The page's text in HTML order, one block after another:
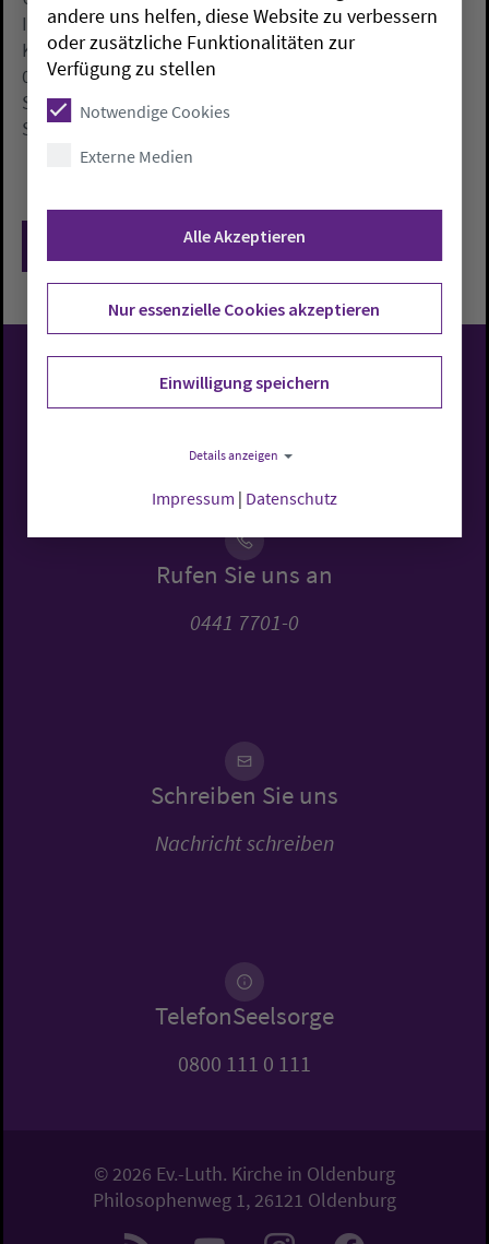
Informationen gibt es bei der Leiterin des
Kulturateliers, Babette Ehlers (Kontakt:
0160/97701429, b.ehlers@kirche-bremen.de
Schürg wird das Projekt von der Bremer
Sozialbehörde gefördert.
Evangelisch-Lutherische
Kirche in Oldenburg
Rufen Sie uns an
0441 7701-0
Schreiben Sie uns
Nachricht schreiben
TelefonSeelsorge
0800 111 0 111
© 2026 Ev.-Luth. Kirche in Oldenburg
Philosophenweg 1, 26121 Oldenburg
andere uns helfen, diese Website zu verbessern
oder zusätzliche Funktionalitäten zur
Verfügung zu stellen
Notwendige Cookies
Externe Medien
Alle Akzeptieren
Nur essenzielle Cookies akzeptieren
Einwilligung speichern
Details anzeigen
Impressum | Datenschutz